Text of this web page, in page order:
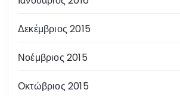
Δεκέμβριος 2015
Νοέμβριος 2015
Οκτώβριος 2015